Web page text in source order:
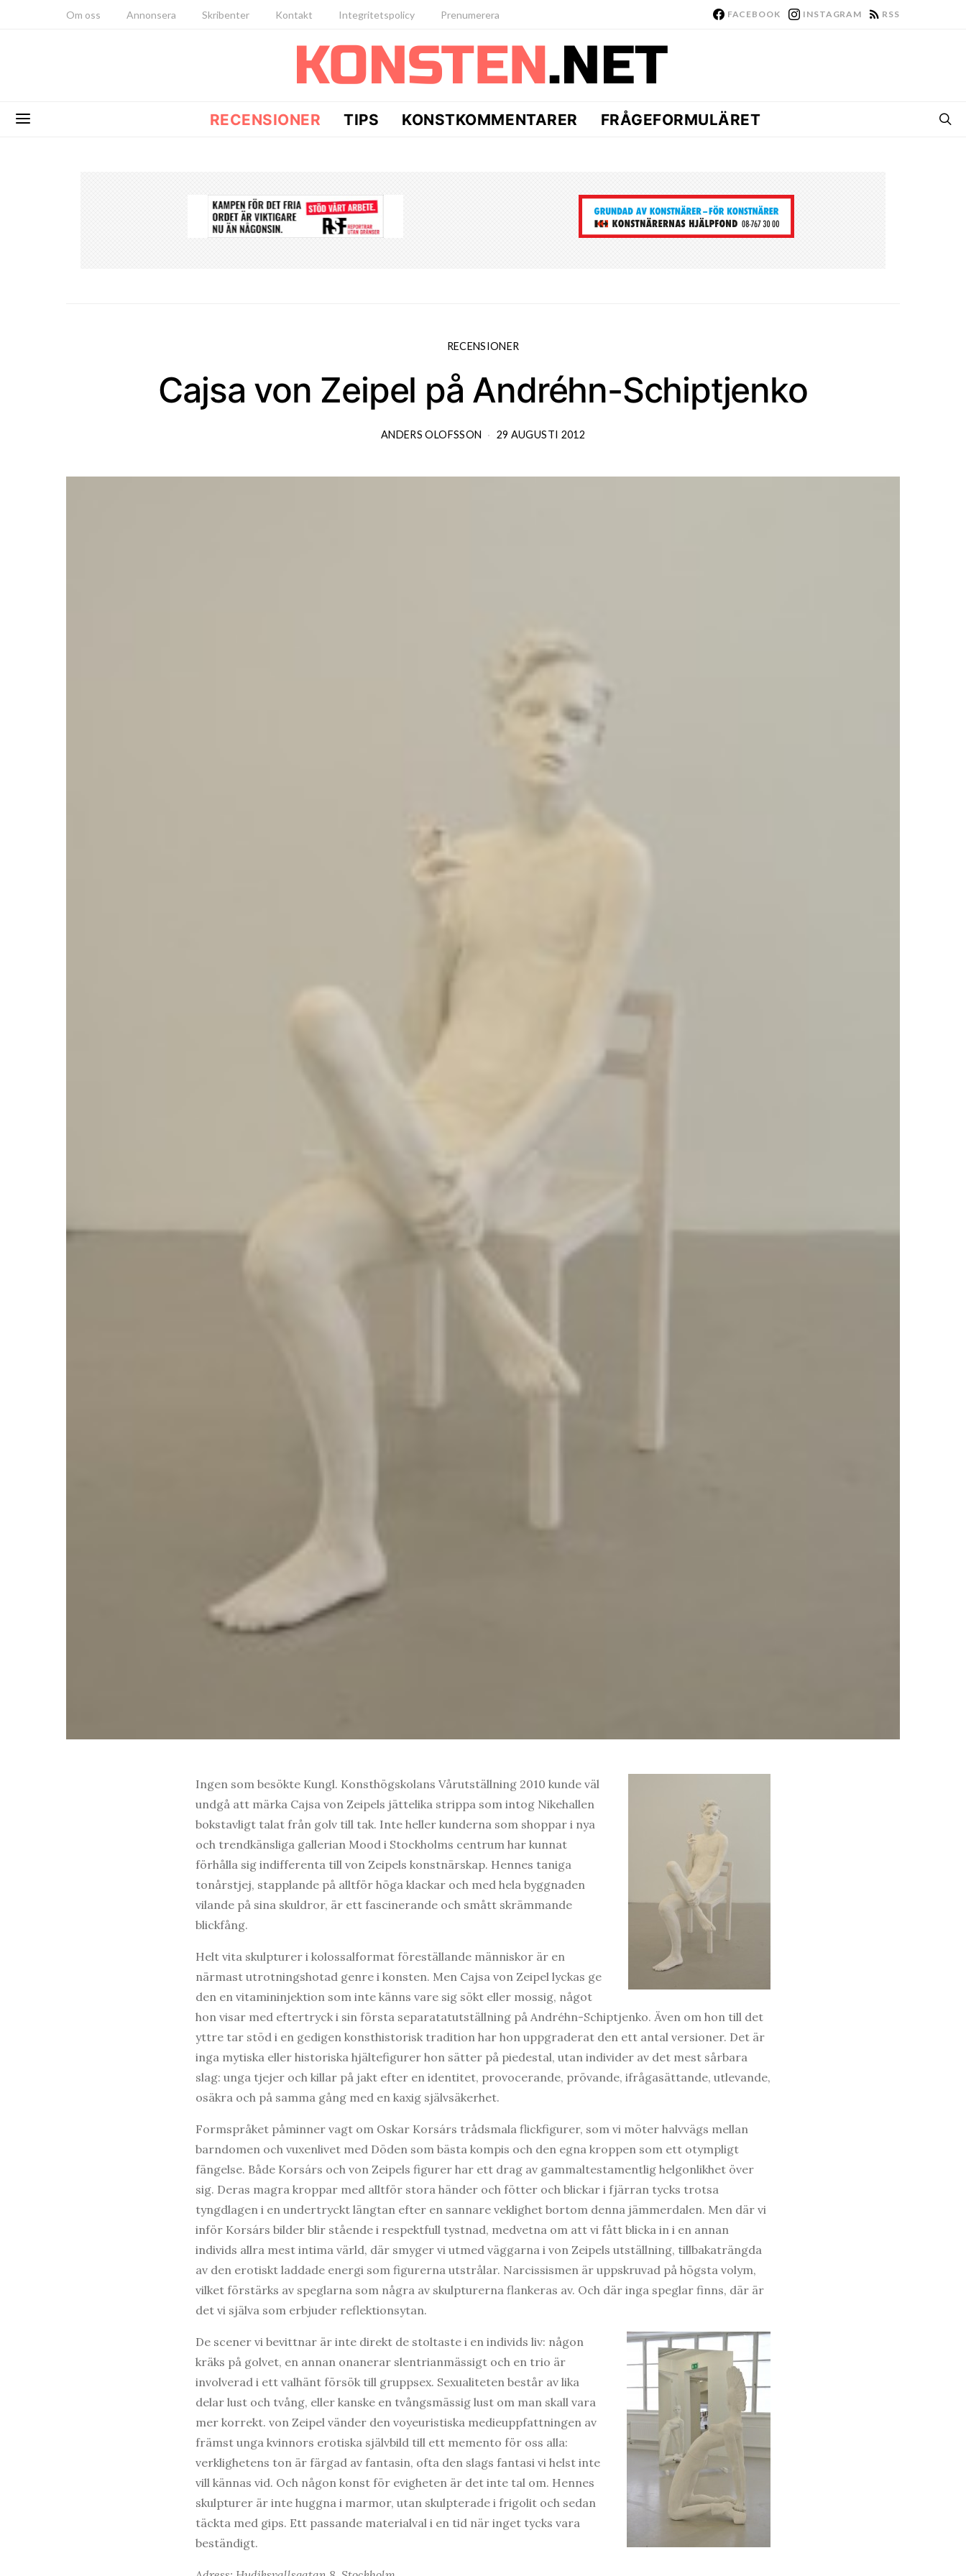
Om oss Annonsera Skribenter Kontakt Integritetspolicy Prenumerera FACEBOOK INSTAGRAM RSS
RECENSIONER TIPS KONSTKOMMENTARER FRÅGEFORMULÄRET
RECENSIONER
Cajsa von Zeipel på Andréhn-Schiptjenko
ANDERS OLOFSSON 29 AUGUSTI 2012
Ingen som besökte Kungl. Konsthögskolans Vårutställning 2010 kunde väl
undgå att märka Cajsa von Zeipels jättelika strippa som intog Nikehallen
bokstavligt talat från golv till tak. Inte heller kunderna som shoppar i nya
och trendkänsliga gallerian Mood i Stockholms centrum har kunnat
förhålla sig indifferenta till von Zeipels konstnärskap. Hennes taniga
tonårstjej, stapplande på alltför höga klackar och med hela byggnaden
vilande på sina skuldror, är ett fascinerande och smått skrämmande
blickfång.
Helt vita skulpturer i kolossalformat föreställande människor är en
närmast utrotningshotad genre i konsten. Men Cajsa von Zeipel lyckas ge
den en vitamininjektion som inte känns vare sig sökt eller mossig, något
hon visar med eftertryck i sin första separatatutställning på Andréhn-Schiptjenko. Även om hon till det
yttre tar stöd i en gedigen konsthistorisk tradition har hon uppgraderat den ett antal versioner. Det är
inga mytiska eller historiska hjältefigurer hon sätter på piedestal, utan individer av det mest sårbara
slag: unga tjejer och killar på jakt efter en identitet, provocerande, prövande, ifrågasättande, utlevande,
osäkra och på samma gång med en kaxig självsäkerhet.
Formspråket påminner vagt om Oskar Korsárs trådsmala flickfigurer, som vi möter halvvägs mellan
barndomen och vuxenlivet med Döden som bästa kompis och den egna kroppen som ett otympligt
fängelse. Både Korsárs och von Zeipels figurer har ett drag av gammaltestamentlig helgonlikhet över
sig. Deras magra kroppar med alltför stora händer och fötter och blickar i fjärran tycks trotsa
tyngdlagen i en undertryckt längtan efter en sannare veklighet bortom denna jämmerdalen. Men där vi
inför Korsárs bilder blir stående i respektfull tystnad, medvetna om att vi fått blicka in i en annan
individs allra mest intima värld, där smyger vi utmed väggarna i von Zeipels utställning, tillbakaträngda
av den erotiskt laddade energi som figurerna utstrålar. Narcissismen är uppskruvad på högsta volym,
vilket förstärks av speglarna som några av skulpturerna flankeras av. Och där inga speglar finns, där är
det vi själva som erbjuder reflektionsytan.
De scener vi bevittnar är inte direkt de stoltaste i en individs liv: någon
kräks på golvet, en annan onanerar slentrianmässigt och en trio är
involverad i ett valhänt försök till gruppsex. Sexualiteten består av lika
delar lust och tvång, eller kanske en tvångsmässig lust om man skall vara
mer korrekt. von Zeipel vänder den voyeuristiska medieuppfattningen av
främst unga kvinnors erotiska självbild till ett memento för oss alla:
verklighetens ton är färgad av fantasin, ofta den slags fantasi vi helst inte
vill kännas vid. Och någon konst för evigheten är det inte tal om. Hennes
skulpturer är inte huggna i marmor, utan skulpterade i frigolit och sedan
täckta med gips. Ett passande materialval i en tid när inget tycks vara
beständigt.